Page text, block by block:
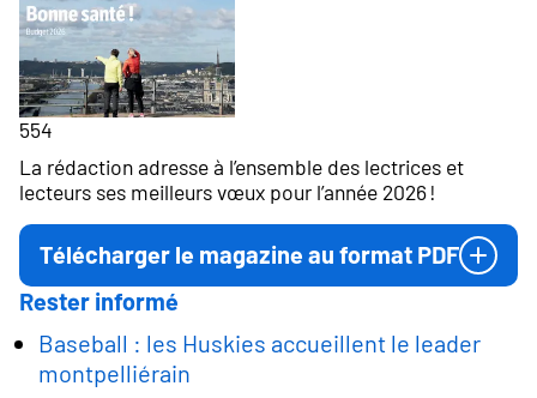
554
La rédaction adresse à l’ensemble des lectrices et
lecteurs ses meilleurs vœux pour l’année 2026 !
Télécharger le magazine au format PDF
Rester informé
Baseball : les Huskies accueillent le leader
montpelliérain